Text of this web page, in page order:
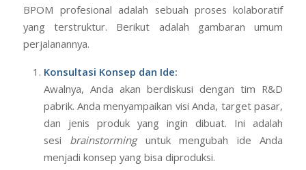
BPOM profesional adalah sebuah proses kolaboratif
yang terstruktur. Berikut adalah gambaran umum
perjalanannya.
Konsultasi Konsep dan Ide:
Awalnya, Anda akan berdiskusi dengan tim R&D
pabrik. Anda menyampaikan visi Anda, target pasar,
dan jenis produk yang ingin dibuat. Ini adalah
sesi brainstorminguntuk mengubah ide Anda
menjadi konsep yang bisa diproduksi.